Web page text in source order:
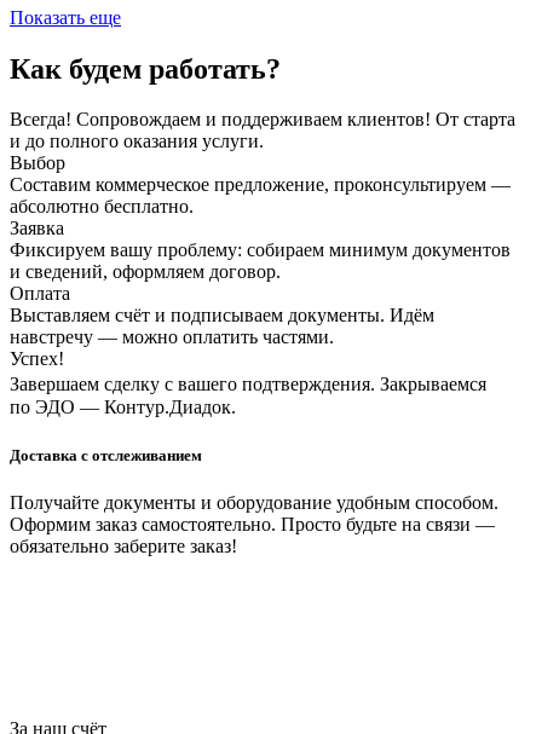
Показать еще
Как будем работать?
Всегда! Сопровождаем и поддерживаем клиентов! От старта
и до полного оказания услуги.
Выбор
Составим коммерческое предложение, проконсультируем —
абсолютно бесплатно.
Заявка
Фиксируем вашу проблему: собираем минимум документов
и сведений, оформляем договор.
Оплата
Выставляем счёт и подписываем документы. Идём
навстречу — можно оплатить частями.
Успех!
Завершаем сделку с вашего подтверждения. Закрываемся
по ЭДО — Контур.Диадок.
Доставка с отслеживанием
Получайте документы и оборудование удобным способом.
Оформим заказ самостоятельно. Просто будьте на связи —
обязательно заберите заказ!
За наш счёт